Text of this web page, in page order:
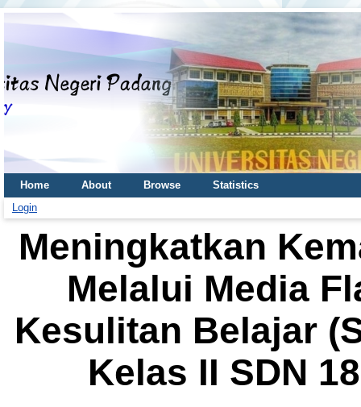
Home About Browse
Statistics
Login
Meningkatkan
Melalui Media
Kesulitan Belajar
Kelas II SDN